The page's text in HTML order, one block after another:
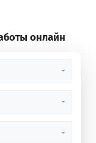
онлайн